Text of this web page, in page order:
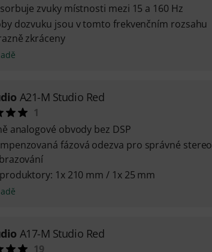
zvuky místnosti mezi 15 a 160 Hz
dozvuku jsou v tomto frekvenčním rozsahu
zkráceny
A21-M Studio Red
1
analogové obvody bez DSP
fázová odezva pro správné stereo
1x 210 mm / 1x 25 mm
A17-M Studio Red
19